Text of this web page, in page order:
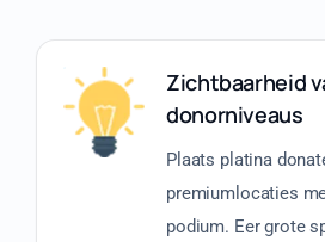
Zichtbaarheid
donorniveaus
Plaats platina
premiumlocaties
podium. Eer grote